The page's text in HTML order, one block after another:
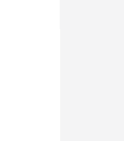
بصفاقس :
مؤهل
منقوصي